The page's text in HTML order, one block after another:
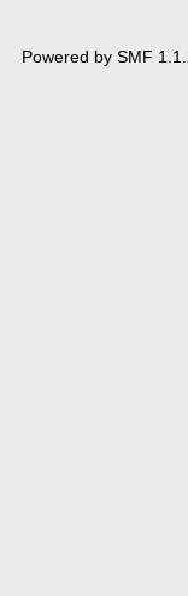
Powered by SMF